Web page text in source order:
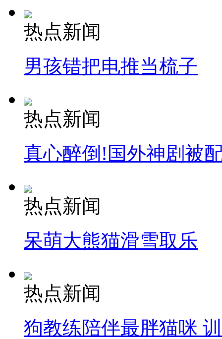
热点新闻
男孩错把电推当梳子
热点新闻
真心醉倒!国外神剧被
热点新闻
呆萌大熊猫滑雪取乐
热点新闻
狗教练陪伴最胖猫咪